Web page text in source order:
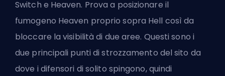
Switch e Heaven. Prova a posizionare il
fumogeno Heaven proprio sopra Hell così da
bloccare la visibilità di due aree. Questi sono i
due principali punti di strozzamento del sito da
dove i difensori di solito spingono, quindi